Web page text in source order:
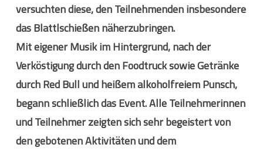
versuchten diese, den Teilnehmenden insbesondere
dasBlattlschießennäherzubringen.
Mit eigener Musik im Hintergrund, nach der
Verköstigung durch den Foodtruck sowie Getränke
durch Red Bull und heißem alkoholfreiem Punsch,
begann schließlich das Event. Alle Teilnehmerinnen
und Teilnehmer zeigten sichsehr begeistertvon
den gebotenen Aktivitäten und dem